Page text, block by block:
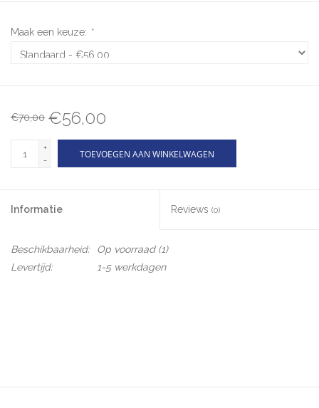
Maak een keuze: *
€70,00 €56,00
+
-
TOEVOEGEN AAN WINKELWAGEN
Informatie Reviews (0)
Beschikbaarheid: Op voorraad(1)
Levertijd:
1-5 werkdagen